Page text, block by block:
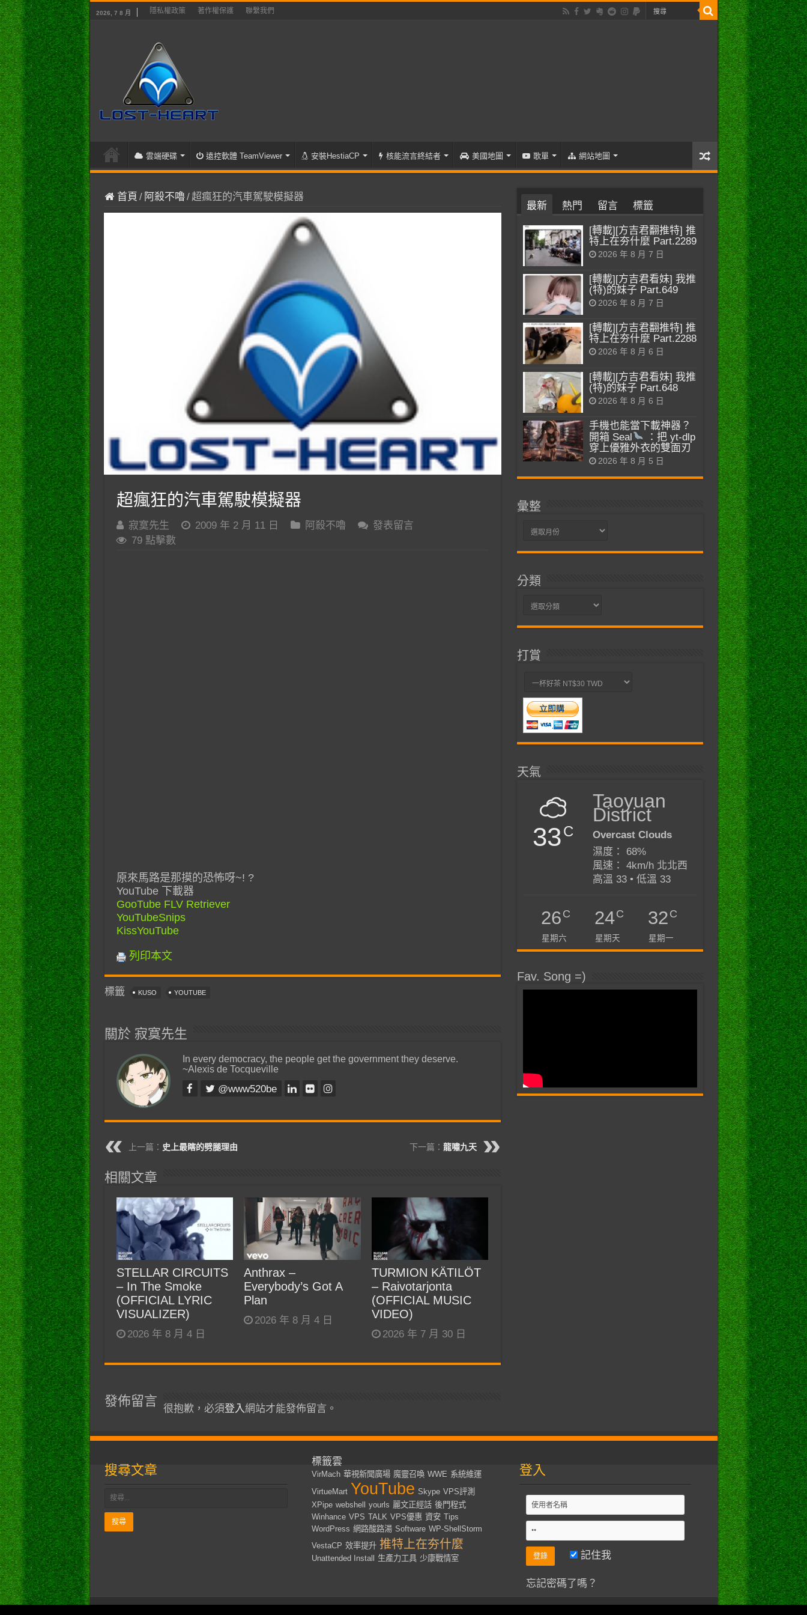
2026, 7 8 月 隱私權政策 著作權保護 聯繫我們
雲端硬碟 遠控軟體 TeamViewer 安裝HestiaCP 核能流言終結者 美國地圖 歌單 網站地圖
首頁 / 阿殺不嚕/ 超瘋狂的汽車駕駛模擬器
超瘋狂的汽車駕駛模擬器
寂寞先生 2009 年 2 月 11 日 阿殺不嚕
發表留言
79 點擊數
原來馬路是那摸的恐怖呀~! ?
YouTube 下載器
GooTube FLV Retriever
YouTubeSnips
KissYouTube
列印本文
標籤 KUSO YOUTUBE
關於 寂寞先生
In every democracy, the people get the government they deserve.
~Alexis de Tocqueville
@www520be
上一篇： 史上最瞎的劈腿理由 下一篇： 龍嘯九天
相關文章
STELLAR CIRCUITS
– In The Smoke
(OFFICIAL LYRIC
VISUALIZER)
2026 年 8 月 4 日
Anthrax –
Everybody’s Got A
Plan
2026 年 8 月 4 日
TURMION KÄTILÖT
– Raivotarjonta
(OFFICIAL MUSIC
VIDEO)
2026 年 7 月 30 日
發佈留言
很抱歉，必須登入 網站才能發佈留言。
最新 熱門 留言 標籤
[轉載][方吉君翻推特] 推
特上在夯什麼 Part.2289
2026 年 8 月 7 日
[轉載][方吉君看妹] 我推
(特)的妹子 Part.649
2026 年 8 月 7 日
[轉載][方吉君翻推特] 推
特上在夯什麼 Part.2288
2026 年 8 月 6 日
[轉載][方吉君看妹] 我推
(特)的妹子 Part.648
2026 年 8 月 6 日
手機也能當下載神器？
開箱 Seal
：把 yt-dlp
穿上優雅外衣的雙面刃
2026 年 8 月 5 日
彙整
彙
分類
分
打賞
天氣
33C
Taoyuan
District
Overcast Clouds
濕度： 68%
風速： 4km/h 北北西
高溫 33 • 低溫 33
26C
星期六
24C
星期天
32C
星期一
Fav. Song =)
搜尋文章
標籤雲
VirMach 華視新聞廣場 魔靈召喚 WWE 系統維運
VirtueMart YouTube Skype VPS評測
XPipe webshell yourls 麗文正經話 後門程式
Winhance VPS TALK VPS優惠 資安 Tips
WordPress 網路酸路湯 Software WP-ShellStorm
VestaCP 效率提升 推特上在夯什麼
Unattended Install 生產力工具 少康戰情室
登入
記住我
忘記密碼了嗎？